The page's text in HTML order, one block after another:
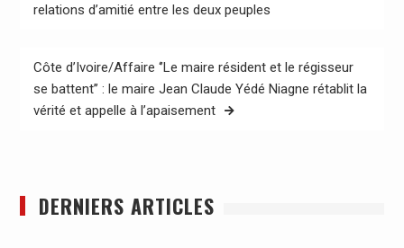
l’article
relations d’amitié entre les deux peuples
Côte d’Ivoire/Affaire ‘’Le maire résident et le régisseur
se battent’’ : le maire Jean Claude Yédé Niagne rétablit la
vérité et appelle à l’apaisement
DERNIERS ARTICLES